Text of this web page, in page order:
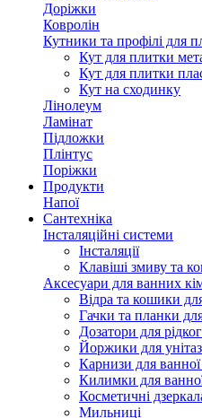
Доріжки
Ковролін
Кутники та профілі для
Кут для плитки
Кут для плитки
Кут на сходинку
Лінолеум
Ламінат
Підложки
Плінтус
Поріжки
Продукти
Напої
Сантехніка
Інсталяційні системи
Інсталяції
Клавіші змиву та
Аксесуари для ванних
Відра та кошики
Гачки та планки
Дозатори для
Йоржики для
Карнизи для
Килимки для
Косметичні
Мильниці